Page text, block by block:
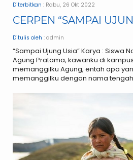
Diterbitkan : Rabu, 26 Okt 2022
CERPEN “SAMPAI
Ditulis oleh : admin
“Sampai Ujung Usia” Karya : Siswa
Agung Pratama, kawanku di
memanggilku Agung, entah apa
memanggilku dengan nama